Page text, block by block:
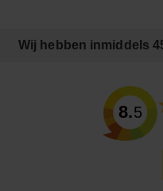
Wij hebben inmiddels
8.5